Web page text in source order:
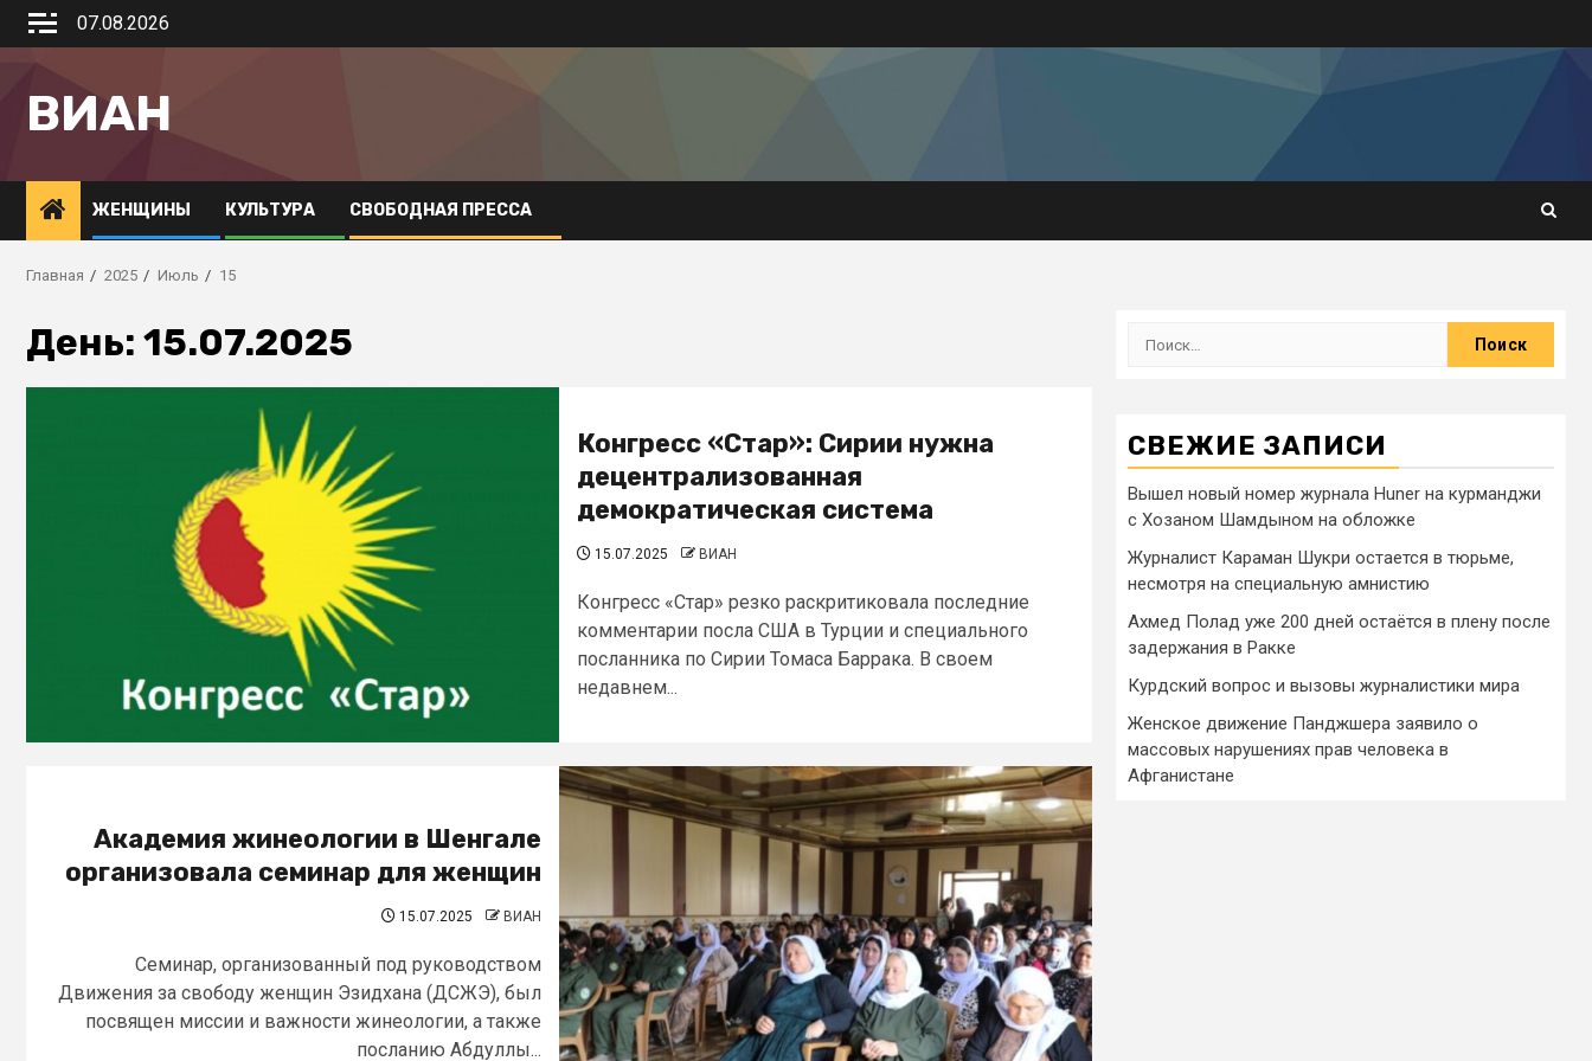
07.08.2026
ВИАН
ЖЕНЩИНЫ КУЛЬТУРА СВОБОДНАЯ ПРЕССА
Главная 2025 Июль 15
День: 15.07.2025
Конгресс «Стар»: Сирии нужна
децентрализованная
демократическая система
15.07.2025 ВИАН
Конгресс «Стар» резко раскритиковала последние
комментарии посла США в Турции и специального
посланника по Сирии Томаса Баррака. В своем
недавнем...
Академия жинеологии в Шенгале
организовала семинар для женщин
15.07.2025 ВИАН
Семинар, организованный под руководством
Движения за свободу женщин Эзидхана (ДСЖЭ), был
посвящен миссии и важности жинеологии, а также
посланию Абдуллы...
СВЕЖИЕ ЗАПИСИ
Вышел новый номер журнала Huner на курманджи
с Хозаном Шамдыном на обложке
Журналист Караман Шукри остается в тюрьме,
несмотря на специальную амнистию
Ахмед Полад уже 200 дней остаётся в плену после
задержания в Ракке
Курдский вопрос и вызовы журналистики мира
Женское движение Панджшера заявило о
массовых нарушениях прав человека в
Афганистане